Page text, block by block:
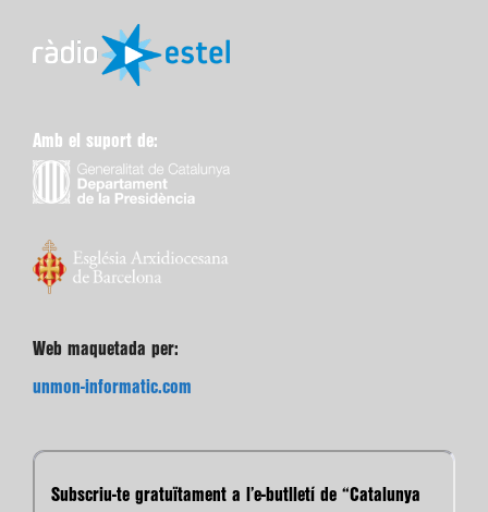
Amb el suport de:
Web maquetada per:
unmon-informatic.com
Subscriu-te gratuïtament a l’e-butlletí de “Catalunya